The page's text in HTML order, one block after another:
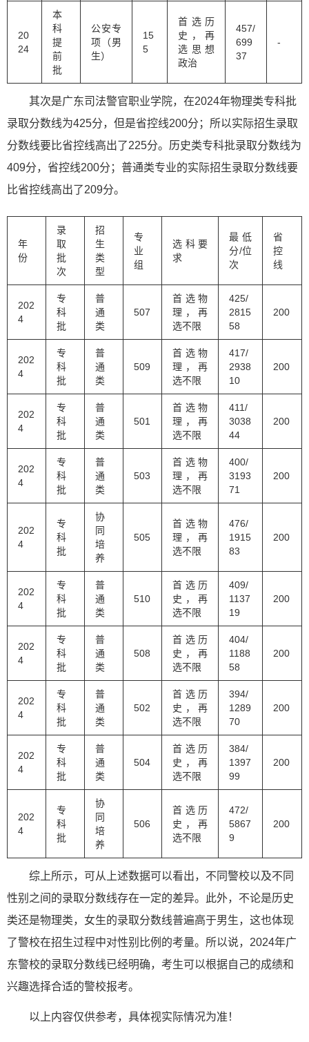
20
24
本
科
提
前
批
公安专
项（男
生）
15
5
首选历
史，再
选思想
政治
457/
699
37
-
其次是广东司法警官职业学院，在2024年物理类专科批
录取分数线为425分，但是省控线200分；所以实际招生录取
分数线要比省控线高出了225分。历史类专科批录取分数线为
409分，省控线200分；普通类专业的实际招生录取分数线要
比省控线高出了209分。
年
份
录
取
批
次
招
生
类
型
专
业
组
选科要
求
最低
分/位
次
省
控
线
202
4
专
科
批
普
通
类
507
首选物
理，再
选不限
425/
2815
58
200
202
4
专
科
批
普
通
类
509
首选物
理，再
选不限
417/
2938
10
200
202
4
专
科
批
普
通
类
501
首选物
理，再
选不限
411/
3038
44
200
202
4
专
科
批
普
通
类
503
首选物
理，再
选不限
400/
3193
71
200
202
4
专
科
批
协
同
培
养
505
首选物
理，再
选不限
476/
1915
83
200
202
4
专
科
批
普
通
类
510
首选历
史，再
选不限
409/
1137
19
200
202
4
专
科
批
普
通
类
508
首选历
史，再
选不限
404/
1188
58
200
202
4
专
科
批
普
通
类
502
首选历
史，再
选不限
394/
1289
70
200
202
4
专
科
批
普
通
类
504
首选历
史，再
选不限
384/
1397
99
200
202
4
专
科
批
协
同
培
养
506
首选历
史，再
选不限
472/
5867
9
200
综上所示，可从上述数据可以看出，不同警校以及不同
性别之间的录取分数线存在一定的差异。此外，不论是历史
类还是物理类，女生的录取分数线普遍高于男生，这也体现
了警校在招生过程中对性别比例的考量。所以说，2024年广
东警校的录取分数线已经明确，考生可以根据自己的成绩和
兴趣选择合适的警校报考。
以上内容仅供参考，具体视实际情况为准！